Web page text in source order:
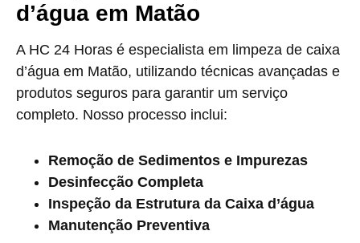
d’água em Matão
A HC 24 Horas é especialista em limpeza de caixa
d’água em Matão, utilizando técnicas avançadas e
produtos seguros para garantir um serviço
completo. Nosso processo inclui:
Remoção de Sedimentos e Impurezas
Desinfecção Completa
Inspeção da Estrutura da Caixa d’água
Manutenção Preventiva